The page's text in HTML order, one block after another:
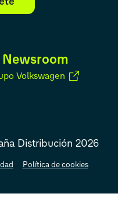
Newsroom
Volkswagen
Distribución 2026
Política de cookies